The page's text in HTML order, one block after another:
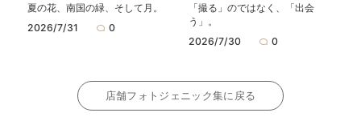
夏の花、南国の緑、そして月。
2026/7/31
0
「撮る」のではなく、「出会
う」。
2026/7/30
0
店舗フォトジェニック集に戻る